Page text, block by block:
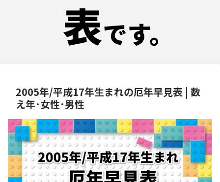
2005年/平成17年生まれの厄年早見表 | 数
え年･女性･男性